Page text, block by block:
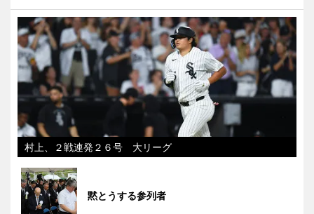
村上、２戦連発２６号 大リーグ
黙とうする参列者